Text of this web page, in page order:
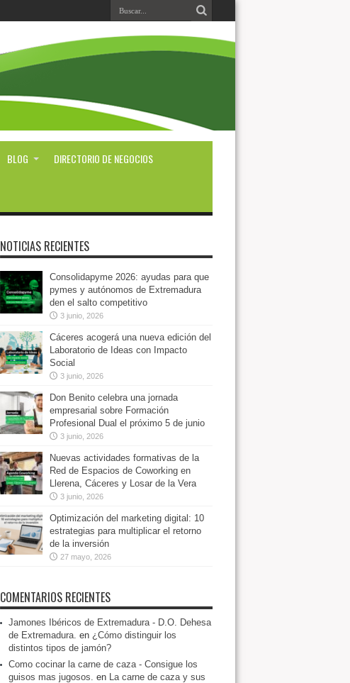
BLOG DIRECTORIO DE NEGOCIOS
NOTICIAS RECIENTES
Consolidapyme 2026: ayudas para que
pymes y autónomos de Extremadura
den el salto competitivo
3 junio, 2026
Cáceres acogerá una nueva edición del
Laboratorio de Ideas con Impacto
Social
3 junio, 2026
Don Benito celebra una jornada
empresarial sobre Formación
Profesional Dual el próximo 5 de junio
3 junio, 2026
Nuevas actividades formativas de la
Red de Espacios de Coworking en
Llerena, Cáceres y Losar de la Vera
3 junio, 2026
Optimización del marketing digital: 10
estrategias para multiplicar el retorno
de la inversión
27 mayo, 2026
COMENTARIOS RECIENTES
Jamones Ibéricos de Extremadura - D.O. Dehesa
de Extremadura. en ¿Cómo distinguir los
distintos tipos de jamón?
Como cocinar la carne de caza - Consigue los
guisos mas jugosos. en La carne de caza y sus